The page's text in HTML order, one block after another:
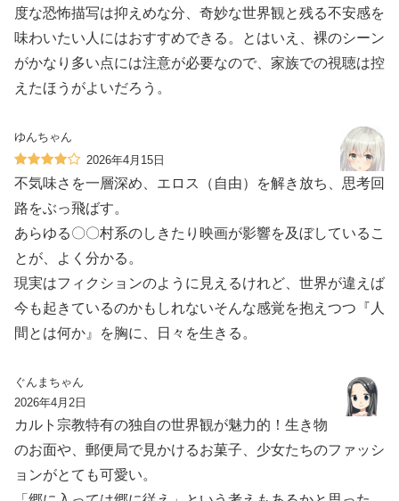
度な恐怖描写は抑えめな分、奇妙な世界観と残る不安感を
味わいたい人にはおすすめできる。とはいえ、裸のシーン
がかなり多い点には注意が必要なので、家族での視聴は控
えたほうがよいだろう。
ゆんちゃん
2026年4月15日
不気味さを一層深め、エロス（自由）を解き放ち、思考回
路をぶっ飛ばす。
あらゆる〇〇村系のしきたり映画が影響を及ぼしているこ
とが、よく分かる。
現実はフィクションのように見えるけれど、世界が違えば
今も起きているのかもしれないそんな感覚を抱えつつ『人
間とは何か』を胸に、日々を生きる。
ぐんまちゃん
2026年4月2日
カルト宗教特有の独自の世界観が魅力的！生き物
のお面や、郵便局で見かけるお菓子、少女たちのファッシ
ョンがとても可愛い。